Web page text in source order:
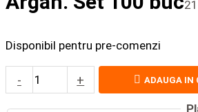
Disponibil pentru pre-comenzi
- + ADAUGA IN